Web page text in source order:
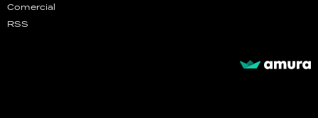
Comercial
RSS